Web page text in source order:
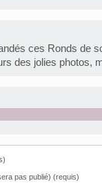
ces Ronds de
des jolies photos,
pas publié) (requis)